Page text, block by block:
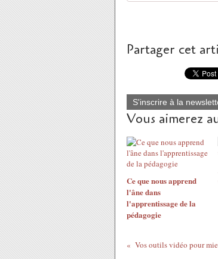
Partager cet
S'inscrire à la
Vous aimerez
Ce que nous apprend
l'âne dans
l'apprentissage de la
pédagogie
Vos outils vidéo pour